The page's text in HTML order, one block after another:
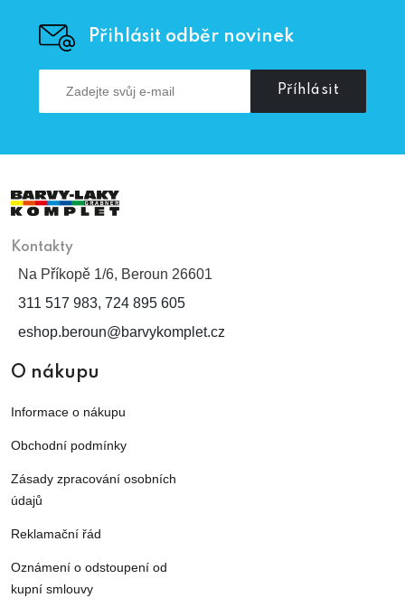
Přihlásit odběr novinek
Příhlásit
Kontakty
Na Příkopě 1/6, Beroun 26601
311 517 983, 724 895 605
eshop.beroun@barvykomplet.cz
O nákupu
Informace o nákupu
Obchodní podmínky
Zásady zpracování osobních
údajů
Reklamační řád
Oznámení o odstoupení od
kupní smlouvy